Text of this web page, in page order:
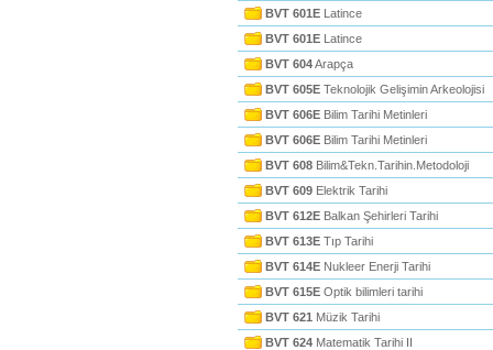
BVT 601E Latince
BVT 601E Latince
BVT 604Arapça
BVT 605E Teknolojik Gelişimin Arkeolojisi
BVT 606E Bilim Tarihi Metinleri
BVT 606E Bilim Tarihi Metinleri
BVT 608 Bilim&Tekn.Tarihin.Metodoloji
BVT 609 Elektrik Tarihi
BVT 612E Balkan Şehirleri Tarihi
BVT 613E Tıp Tarihi
BVT 614E Nukleer Enerji Tarihi
BVT 615E Optik bilimleri tarihi
BVT 621 Müzik Tarihi
BVT 624 Matematik Tarihi II